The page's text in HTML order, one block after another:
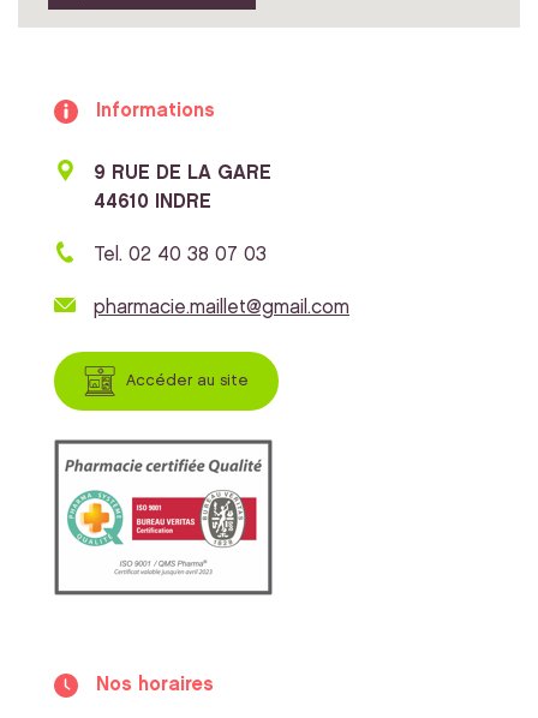
Informations
9 RUE DE LA GARE
44610 INDRE
Tel. 02 40 38 07 03
pharmacie.maillet@gmail.com
Accéder au site
Nos horaires